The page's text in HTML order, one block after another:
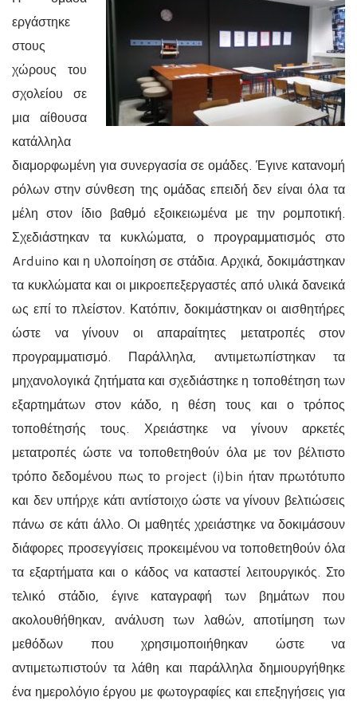
εργάστηκε
στους
χώρους του
σχολείου σε
μια αίθουσα
κατάλληλα
διαμορφωμένη για συνεργασία σε ομάδες. Έγινε κατανομή
ρόλων στην σύνθεση της ομάδας επειδή δεν είναι όλα τα
μέλη στον ίδιο βαθμό εξοικειωμένα με την ρομποτική.
Σχεδιάστηκαν τα κυκλώματα, ο προγραμματισμός στο
Arduino και η υλοποίηση σε στάδια. Αρχικά, δοκιμάστηκαν
τα κυκλώματα και οι μικροεπεξεργαστές από υλικά δανεικά
ως επί το πλείστον. Κατόπιν, δοκιμάστηκαν οι αισθητήρες
ώστε να γίνουν οι απαραίτητες μετατροπές στον
προγραμματισμό. Παράλληλα, αντιμετωπίστηκαν τα
μηχανολογικά ζητήματα και σχεδιάστηκε η τοποθέτηση των
εξαρτημάτων στον κάδο, η θέση τους και ο τρόπος
τοποθέτησής τους. Χρειάστηκε να γίνουν αρκετές
μετατροπές ώστε να τοποθετηθούν όλα με τον βέλτιστο
τρόπο δεδομένου πως το project (i)bin ήταν πρωτότυπο
και δεν υπήρχε κάτι αντίστοιχο ώστε να γίνουν βελτιώσεις
πάνω σε κάτι άλλο. Οι μαθητές χρειάστηκε να δοκιμάσουν
διάφορες προσεγγίσεις προκειμένου να τοποθετηθούν όλα
τα εξαρτήματα και ο κάδος να καταστεί λειτουργικός. Στο
τελικό στάδιο, έγινε καταγραφή των βημάτων που
ακολουθήθηκαν, ανάλυση των λαθών, αποτίμηση των
μεθόδων που χρησιμοποιήθηκαν ώστε να
αντιμετωπιστούν τα λάθη και παράλληλα δημιουργήθηκε
ένα ημερολόγιο έργου με φωτογραφίες και επεξηγήσεις για